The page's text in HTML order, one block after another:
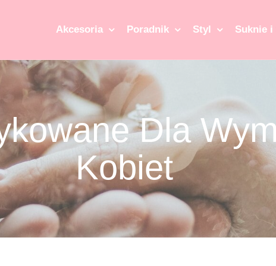
Akcesoria Poradnik Styl Suknie i
Dla
Kobiet